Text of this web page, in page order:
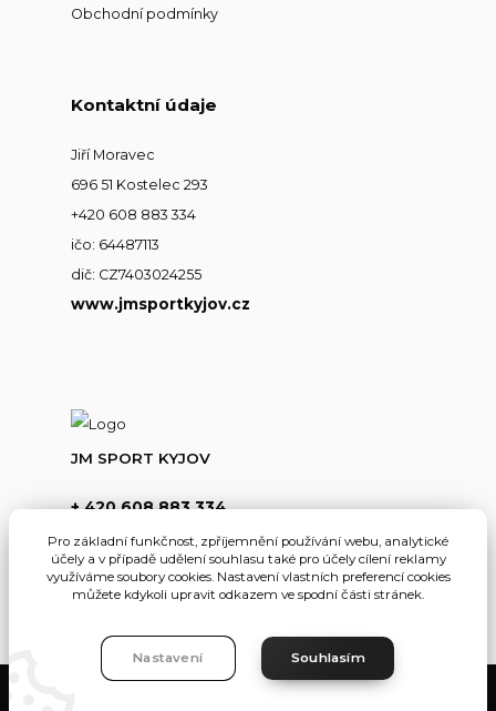
Obchodní podmínky
Kontaktní údaje
Jiří Moravec
696 51 Kostelec 293
+420 608 883 334
ičo: 64487113
dič: CZ7403024255
www.jmsportkyjov.cz
JM SPORT KYJOV
+ 420 608 883 334
info@jmsportkyjov.cz
Pro základní funkčnost, zpříjemnění používání webu, analytické
účely a v případě udělení souhlasu také pro účely cílení reklamy
využíváme soubory cookies. Nastavení vlastních preferencí cookies
můžete kdykoli upravit odkazem ve spodní části stránek.
Nastavení Souhlasím